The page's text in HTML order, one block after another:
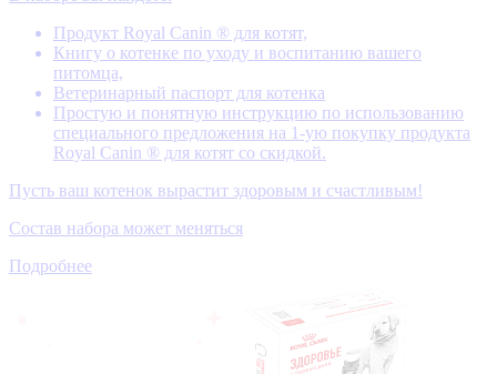
Продукт Royal Canin ® для котят,
Книгу о котенке по уходу и воспитанию вашего
питомца,
Ветеринарный паспорт для котенка
Простую и понятную инструкцию по использованию
специального предложения на 1-ую покупку продукта
Royal Canin ® для котят со скидкой.
Пусть ваш котенок вырастит здоровым и счастливым!
Состав набора может меняться
Подробнее